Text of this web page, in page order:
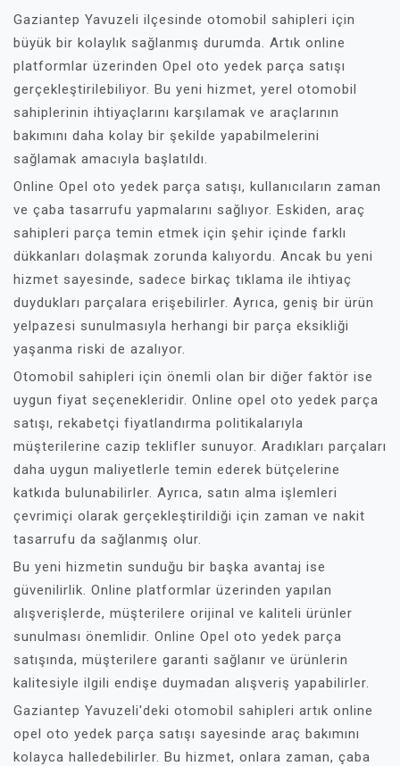
Gaziantep Yavuzeli ilçesinde otomobil sahipleri için
büyük bir kolaylık sağlanmış durumda. Artık online
platformlar üzerinden Opel oto yedek parça satışı
gerçekleştirilebiliyor. Bu yeni hizmet, yerel otomobil
sahiplerinin ihtiyaçlarını karşılamak ve araçlarının
bakımını daha kolay bir şekilde yapabilmelerini
sağlamak amacıyla başlatıldı.
Online Opel oto yedek parça satışı, kullanıcıların zaman
ve çaba tasarrufu yapmalarını sağlıyor. Eskiden, araç
sahipleri parça temin etmek için şehir içinde farklı
dükkanları dolaşmak zorunda kalıyordu. Ancak bu yeni
hizmet sayesinde, sadece birkaç tıklama ile ihtiyaç
duydukları parçalara erişebilirler. Ayrıca, geniş bir ürün
yelpazesi sunulmasıyla herhangi bir parça eksikliği
yaşanma riski de azalıyor.
Otomobil sahipleri için önemli olan bir diğer faktör ise
uygun fiyat seçenekleridir. Online opel oto yedek parça
satışı, rekabetçi fiyatlandırma politikalarıyla
müşterilerine cazip teklifler sunuyor. Aradıkları parçaları
daha uygun maliyetlerle temin ederek bütçelerine
katkıda bulunabilirler. Ayrıca, satın alma işlemleri
çevrimiçi olarak gerçekleştirildiği için zaman ve nakit
tasarrufu da sağlanmış olur.
Bu yeni hizmetin sunduğu bir başka avantaj ise
güvenilirlik. Online platformlar üzerinden yapılan
alışverişlerde, müşterilere orijinal ve kaliteli ürünler
sunulması önemlidir. Online Opel oto yedek parça
satışında, müşterilere garanti sağlanır ve ürünlerin
kalitesiyle ilgili endişe duymadan alışveriş yapabilirler.
Gaziantep Yavuzeli'deki otomobil sahipleri artık online
opel oto yedek parça satışı sayesinde araç bakımını
kolayca halledebilirler. Bu hizmet, onlara zaman, çaba